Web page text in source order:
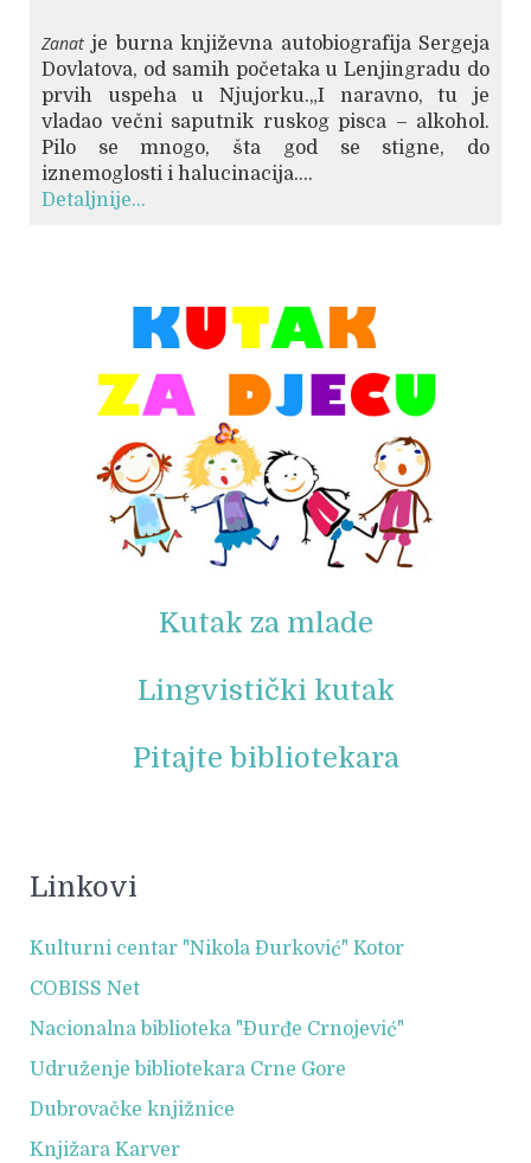
Zanat je burna književna autobiografija Sergeja
Dovlatova, od samih početaka u Lenjingradu do
prvih uspeha u Njujorku.„I naravno, tu je
vladao večni saputnik ruskog pisca – alkohol.
Pilo se mnogo, šta god se stigne, do
iznemoglosti i halucinacija....
Detaljnije...
Kutak za mlade
Lingvistički kutak
Pitajte bibliotekara
Linkovi
Kulturni centar "Nikola Đurković" Kotor
COBISS Net
Nacionalna biblioteka "Đurđe Crnojević"
Udruženje bibliotekara Crne Gore
Dubrovačke knjižnice
Knjižara Karver